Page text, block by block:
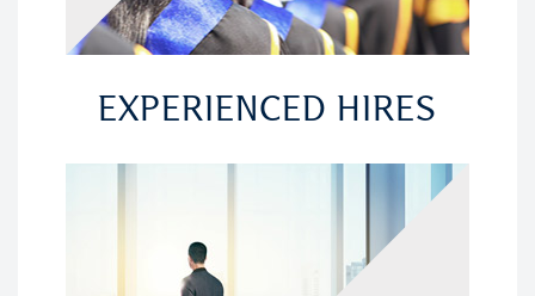
EXPERIENCED HIRES